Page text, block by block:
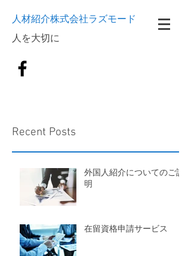
人材紹介株式会社ラズモード
​人を大切に
Recent Posts
外国人紹介についてのご説
明
在留資格申請サービス